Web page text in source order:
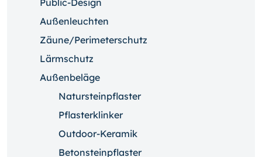
Public-Design
Außenleuchten
Zäune/Perimeterschutz
Lärmschutz
Außenbeläge
Natursteinpflaster
Pflasterklinker
Outdoor-Keramik
Betonsteinpflaster